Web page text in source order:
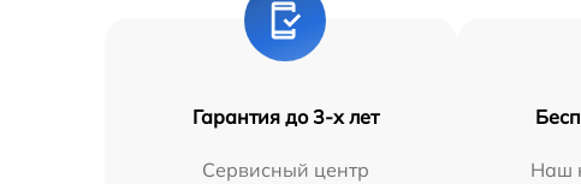
Гарантия до 3-х лет
Сервисный центр
Наш